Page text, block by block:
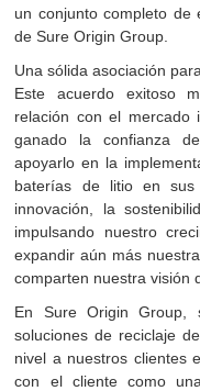
un conjunto completo de
de Sure Origin Group.
Una sólida asociación
Este acuerdo exitoso
relación con el mercado
ganado la confianza
apoyarlo en la
baterías de litio en sus
innovación, la
impulsando nuestro
expandir aún más
comparten nuestra visión
En Sure Origin Group,
soluciones de reciclaje
nivel a nuestros clientes
con el cliente como